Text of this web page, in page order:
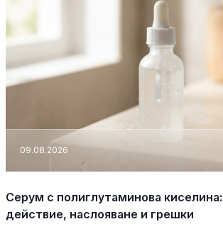
09.08.2026
Серум с полиглутаминова
действие, наслояване и грешки